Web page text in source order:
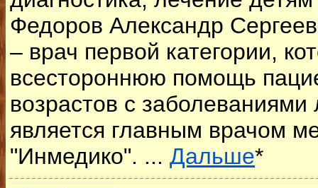
Федоров Александр
– врач первой категории,
всестороннюю помощь
возрастов с заболеваниями
является главным врачом
"Инмедико". ... Дальше*